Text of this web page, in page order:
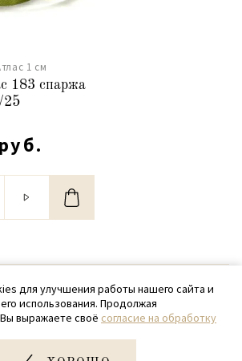
1 см
183 спаржа
25
© 2020 - 2026 SamPack
+ 7 (918) 699-97-87
zakaz@sampack.store
для улучшения работы нашего сайта и
использования. Продолжая
выражаете своё согласие на обработку